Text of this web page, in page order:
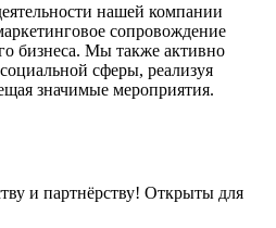
нашей компании
сопровождение
бизнеса. Мы также активно
сферы, реализуя
значимые мероприятия.
и партнёрству! Открыты для